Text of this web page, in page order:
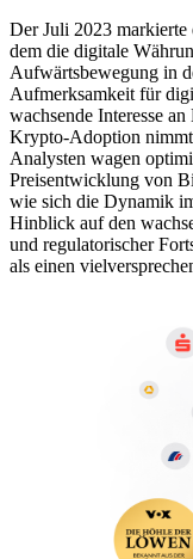
Der Juli 2023
dem die digitale
Aufwärtsbewegung in
Aufmerksamkeit für
wachsende Interesse
Krypto-Adoption
Analysten wagen
Preisentwicklung von
wie sich die Dynamik
Hinblick auf den
und regulatorischer
als einen